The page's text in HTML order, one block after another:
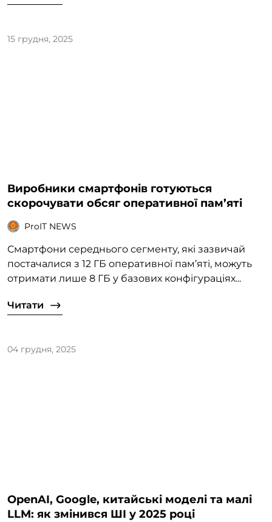
15 грудня, 2025
Виробники смартфонів готуються
скорочувати обсяг оперативної пам’яті
ProIT NEWS
Смартфони середнього сегменту, які зазвичай
постачалися з 12 ГБ оперативної пам’яті, можуть
отримати лише 8 ГБ у базових конфігураціях...
Читати
04 грудня, 2025
OpenAI, Google, китайські моделі та малі
LLM: як змінився ШІ у 2025 році